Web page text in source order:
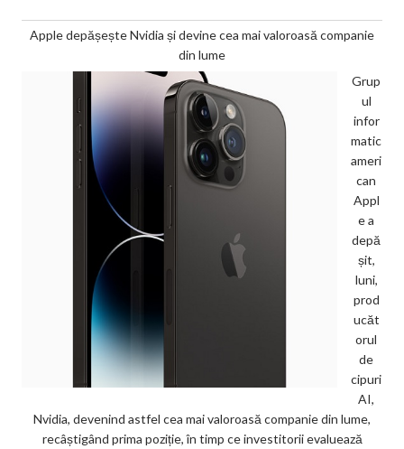
Apple depășește Nvidia și devine cea mai valoroasă companie
din lume
Grup
ul
infor
matic
ameri
can
Appl
e a
depă
șit,
luni,
prod
ucăt
orul
de
cipuri
AI,
Nvidia, devenind astfel cea mai valoroasă companie din lume,
recâștigând prima poziție, în timp ce investitorii evaluează